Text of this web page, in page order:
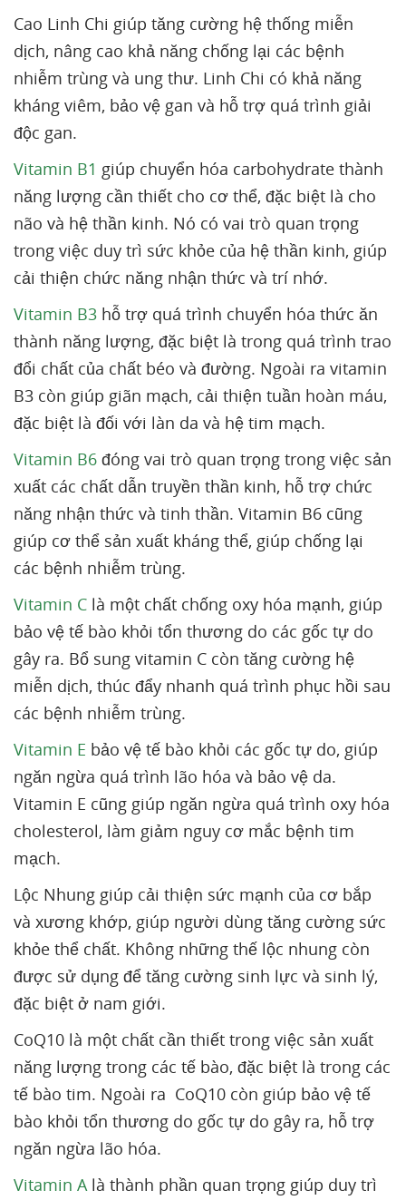
Cao Linh Chi giúp tăng cường hệ thống miễn
dịch, nâng cao khả năng chống lại các bệnh
nhiễm trùng và ung thư. Linh Chi có khả năng
kháng viêm, bảo vệ gan và hỗ trợ quá trình giải
độc gan.
Vitamin B1 giúp chuyển hóa carbohydrate thành
năng lượng cần thiết cho cơ thể, đặc biệt là cho
não và hệ thần kinh. Nó có vai trò quan trọng
trong việc duy trì sức khỏe của hệ thần kinh, giúp
cải thiện chức năng nhận thức và trí nhớ.
Vitamin B3 hỗ trợ quá trình chuyển hóa thức ăn
thành năng lượng, đặc biệt là trong quá trình trao
đổi chất của chất béo và đường. Ngoài ra vitamin
B3 còn giúp giãn mạch, cải thiện tuần hoàn máu,
đặc biệt là đối với làn da và hệ tim mạch.
Vitamin B6 đóng vai trò quan trọng trong việc sản
xuất các chất dẫn truyền thần kinh, hỗ trợ chức
năng nhận thức và tinh thần. Vitamin B6 cũng
giúp cơ thể sản xuất kháng thể, giúp chống lại
các bệnh nhiễm trùng.
Vitamin C là một chất chống oxy hóa mạnh, giúp
bảo vệ tế bào khỏi tổn thương do các gốc tự do
gây ra. Bổ sung vitamin C còn tăng cường hệ
miễn dịch, thúc đẩy nhanh quá trình phục hồi sau
các bệnh nhiễm trùng.
Vitamin E bảo vệ tế bào khỏi các gốc tự do, giúp
ngăn ngừa quá trình lão hóa và bảo vệ da.
Vitamin E cũng giúp ngăn ngừa quá trình oxy hóa
cholesterol, làm giảm nguy cơ mắc bệnh tim
mạch.
Lộc Nhung giúp cải thiện sức mạnh của cơ bắp
và xương khớp, giúp người dùng tăng cường sức
khỏe thể chất. Không những thế lộc nhung còn
được sử dụng để tăng cường sinh lực và sinh lý,
đặc biệt ở nam giới.
CoQ10 là một chất cần thiết trong việc sản xuất
năng lượng trong các tế bào, đặc biệt là trong các
tế bào tim. Ngoài ra CoQ10 còn giúp bảo vệ tế
bào khỏi tổn thương do gốc tự do gây ra, hỗ trợ
ngăn ngừa lão hóa.
Vitamin Alà thành phần quan trọng giúp duy trì